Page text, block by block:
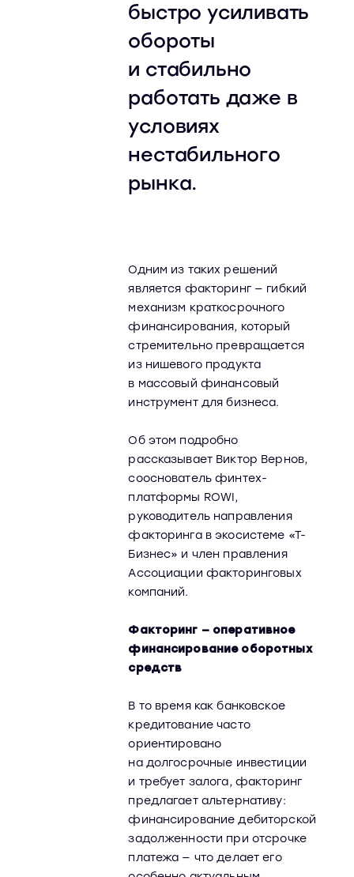
быстро усиливать
обороты
и стабильно
работать даже в
условиях
нестабильного
рынка.
Одним из таких решений
является факторинг — гибкий
механизм краткосрочного
финансирования, который
стремительно превращается
из нишевого продукта
в массовый финансовый
инструмент для бизнеса.
Об этом подробно
рассказывает Виктор Вернов,
сооснователь финтех-
платформы ROWI,
руководитель направления
факторинга в экосистеме «Т-
Бизнес» и член правления
Ассоциации факторинговых
компаний.
Факторинг — оперативное
финансирование оборотных
средств
В то время как банковское
кредитование часто
ориентировано
на долгосрочные инвестиции
и требует залога, факторинг
предлагает альтернативу:
финансирование дебиторской
задолженности при отсрочке
платежа — что делает его